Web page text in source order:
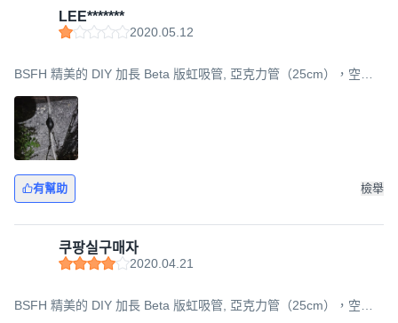
LEE*******
2020.05.12
BSFH 精美的 DIY 加長 Beta 版虹吸管, 亞克力管（25cm），空氣
有幫助 檢舉
쿠팡실구매자
2020.04.21
BSFH 精美的 DIY 加長 Beta 版虹吸管, 亞克力管（25cm），空氣